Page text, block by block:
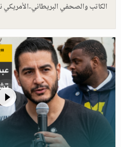
الكاتب والصحفي البريطاني-